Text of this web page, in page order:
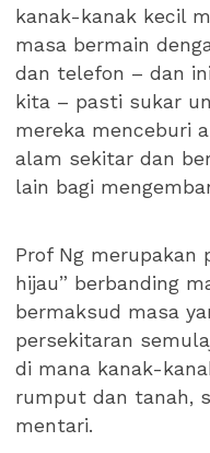
kanak-kanak kecil
masa bermain
dan telefon – dan
kita – pasti sukar
mereka menceburi
alam sekitar dan
lain bagi
Prof Ng merupakan
hijau” berbanding
bermaksud masa
persekitaran
di mana kanak-
rumput dan tanah,
mentari.